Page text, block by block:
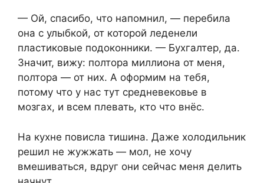
— Ой, спасибо, что напомнил, — перебила
она с улыбкой, от которой леденели
пластиковые подоконники. — Бухгалтер, да.
Значит, вижу: полтора миллиона от меня,
полтора — от них. А оформим на тебя,
потому что у нас тут средневековье в
мозгах, и всем плевать, кто что внёс.
На кухне повисла тишина. Даже холодильник
решил не жужжать — мол, не хочу
вмешиваться, вдруг они сейчас меня делить